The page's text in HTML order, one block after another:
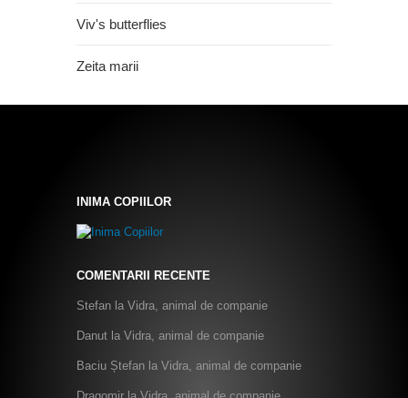
Viv's butterflies
Zeita marii
INIMA COPIILOR
COMENTARII RECENTE
Stefan la Vidra, animal de companie
Danut la Vidra, animal de companie
Baciu Ștefan la Vidra, animal de companie